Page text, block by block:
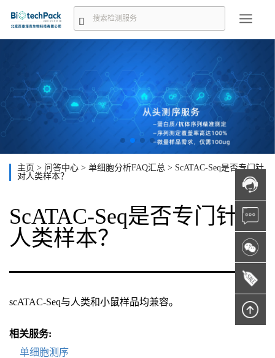
主页 > 问答中心 > 单细胞分析FAQ汇总 > ScATAC-Seq是否专门针
对人类样本？
ScATAC-Seq是否专门针对
人类样本？
scATAC-Seq与人类和小鼠样品均兼容。
相关服务:
单细胞测序